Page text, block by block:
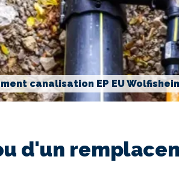
canalisation EP EU
d'un